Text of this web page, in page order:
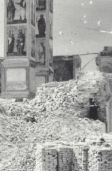
Галерея
Архангельска Свято-